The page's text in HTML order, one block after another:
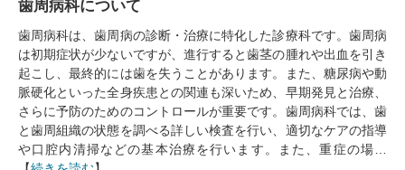
歯周病科について
歯周病科は、歯周病の診断・治療に特化した診療科です。歯周病
は初期症状が少ないですが、進行すると歯茎の腫れや出血を引き
起こし、最終的には歯を失うことがあります。また、糖尿病や動
脈硬化といった全身疾患との関連も深いため、早期発見と治療、
さらに予防のためのコントロールが重要です。歯周病科では、歯
と歯周組織の状態を調べる詳しい検査を行い、適切なケアの指導
や口腔内清掃などの基本治療を行います。また、重症の場…